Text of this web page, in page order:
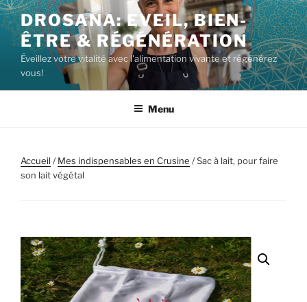
DROSANA: EVEIL, BIEN-
ÊTRE & RÉGÉNÉRATION
Éveillez votre vitalité avec l'alimentation vivante et régénérez
vous!
Menu
Accueil/Mes indispensables en Crusine / Sac à lait, pour faire
son lait végétal